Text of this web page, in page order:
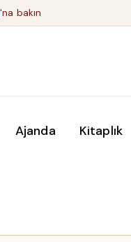
'na bakın
Ajanda Kitaplık